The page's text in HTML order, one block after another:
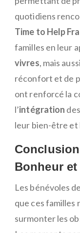
quotidiens
Time to Help
familles en leur
vivres, mais
réconfort et de
ont renforcé la
l’intégration
leur bien-être et
Bonheur
Les bénévoles de
que ces
surmonter les